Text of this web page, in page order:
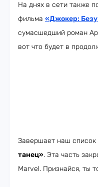
На днях в сети также
фильма «Джокер:
сумасшедший роман
вот что будет в
Завершает наш список
танец». Эта часть
Marvel. Признайся, ты